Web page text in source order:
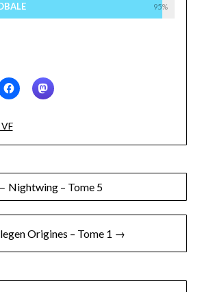
95%
Nightwing – Tome 5
Origines – Tome 1 →